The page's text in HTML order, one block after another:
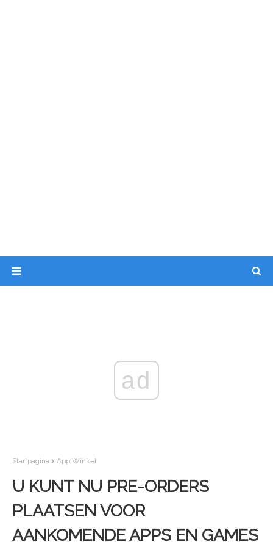
ad
Startpagina App Winkel
U KUNT NU PRE-ORDERS
PLAATSEN VOOR
AANKOMENDE APPS EN GAMES